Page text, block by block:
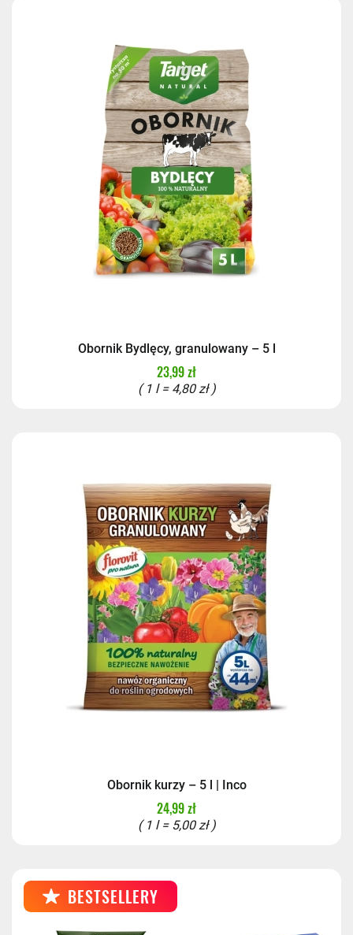
Obornik Bydlęcy, granulowany – 5 l
23,99 zł
( 1 l = 4,80 zł )
Obornik kurzy – 5 l | Inco
24,99 zł
( 1 l = 5,00 zł )
BESTSELLERY